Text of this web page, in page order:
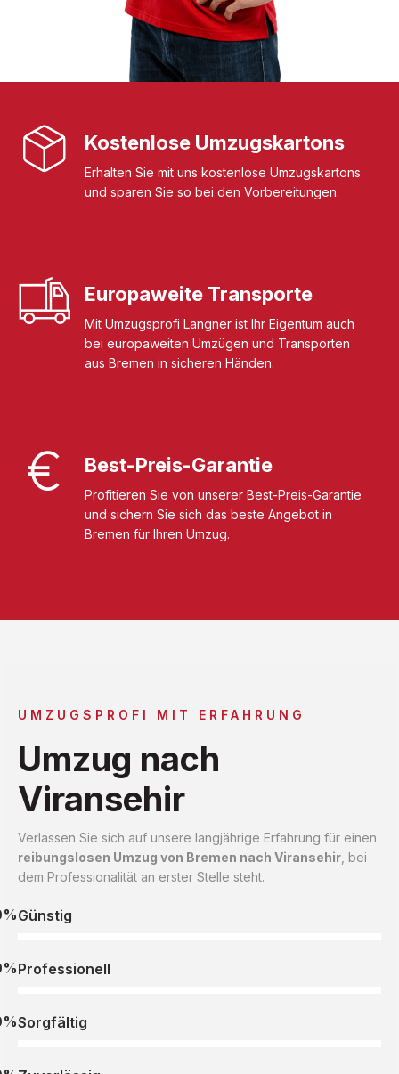
Kostenlose Umzugskartons
Erhalten Sie mit uns kostenlose Umzugskartons
und sparen Sie so bei den Vorbereitungen.
Europaweite Transporte
Mit Umzugsprofi Langner ist Ihr Eigentum auch
bei europaweiten Umzügen und Transporten
aus Bremen in sicheren Händen.
Best-Preis-Garantie
Profitieren Sie von unserer Best-Preis-Garantie
und sichern Sie sich das beste Angebot in
Bremen für Ihren Umzug.
UMZUGSPROFI MIT ERFAHRUNG
Umzug nach
Viransehir
Verlassen Sie sich auf unsere langjährige Erfahrung für einen
reibungslosen Umzug von Bremen nach Viransehir , bei
dem Professionalität an erster Stelle steht.
Günstig
Professionell
Sorgfältig